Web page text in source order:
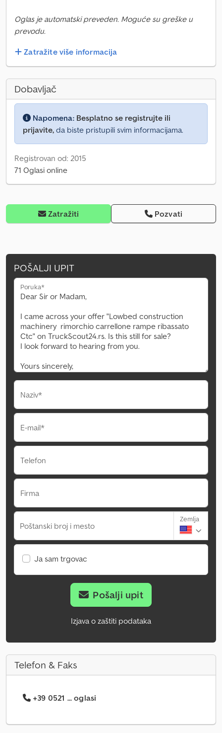
Oglas je automatski preveden. Moguće su greške u
prevodu.
Zatražite više informacija
Dobavljač
Napomena: Besplatno se registrujte ili
prijavite, da biste pristupili svim informacijama.
Registrovan od: 2015
71 Oglasi online
Zatražiti Pozvati
POŠALJI UPIT
Poruka*
Naziv*
E-mail*
Telefon
Firma
Poštanski broj i mesto
Zemlja
Ja sam trgovac
Pošalji upit
Izjava o zaštiti podataka
Telefon & Faks
+39 0521 ... oglasi